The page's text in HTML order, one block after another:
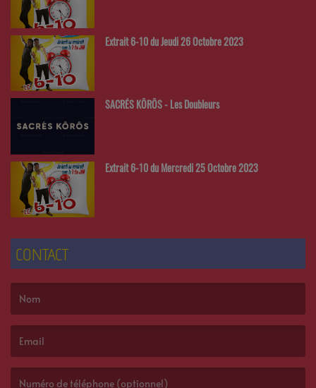
Extrait 6-10 du Jeudi 26 Octobre 2023
SACRÉS KÔRÔS - Les Doubleurs
Extrait 6-10 du Mercredi 25 Octobre 2023
CONTACT